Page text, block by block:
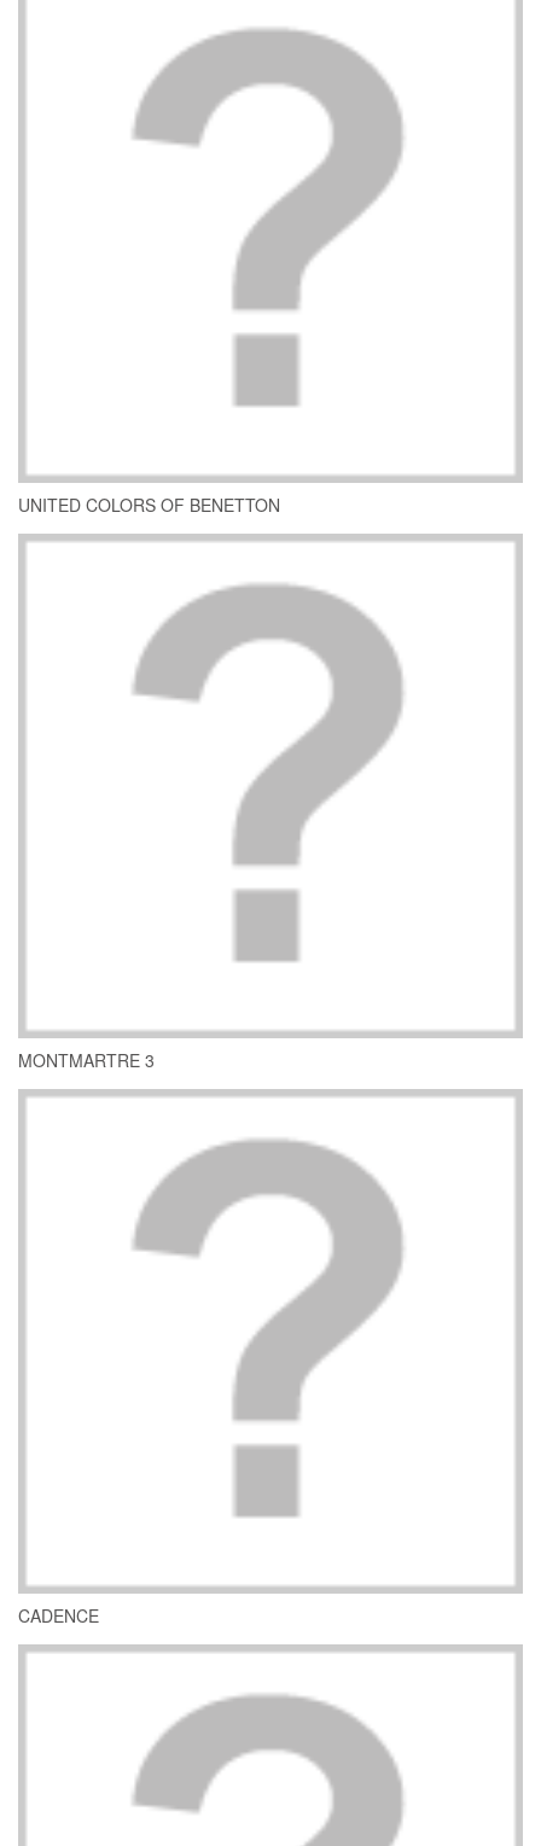
UNITED COLORS OF BENETTON
MONTMARTRE 3
CADENCE